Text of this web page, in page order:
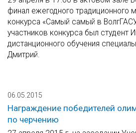
финал ежегодного традиционного
конкурса «Самый самый в
участников конкурса был студент
дистанционного обучения
Дмитрий.
06.05.2015
Награждение победителей
по черчению